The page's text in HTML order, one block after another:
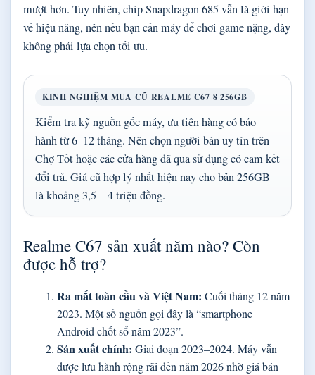
mượt hơn. Tuy nhiên, chip Snapdragon 685 vẫn là giới hạn
về hiệu năng, nên nếu bạn cần máy để chơi game nặng, đây
không phải lựa chọn tối ưu.
KINH NGHIỆM MUA CŨ REALME C67 8 256GB
Kiểm tra kỹ nguồn gốc máy, ưu tiên hàng có bảo
hành từ 6–12 tháng. Nên chọn người bán uy tín trên
Chợ Tốt hoặc các cửa hàng đã qua sử dụng có cam kết
đổi trả. Giá cũ hợp lý nhất hiện nay cho bản 256GB
là khoảng 3,5 – 4 triệu đồng.
Realme C67 sản xuất năm nào? Còn
được hỗ trợ?
Ra mắt toàn cầu và Việt Nam: Cuối tháng 12 năm
2023. Một số nguồn gọi đây là “smartphone
Android chốt sổ năm 2023”.
Sản xuất chính: Giai đoạn 2023–2024. Máy vẫn
được lưu hành rộng rãi đến năm 2026 nhờ giá bán